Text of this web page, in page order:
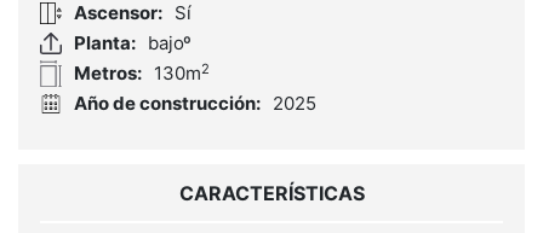
Ascensor: Sí
Planta: bajoº
Metros: 130m2
Año de construcción: 2025
CARACTERÍSTICAS